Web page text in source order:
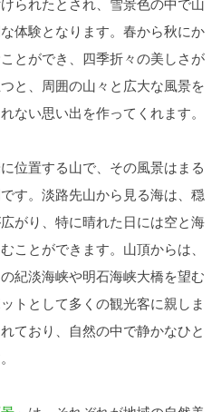
体験となります。春から秋にか
とができ、四季折々の美しさが
と、周囲の山々と広大な風景を
ない思い出を作ってくれます。
位置する山で、その風景はまる
す。淡路先山から見る海は、穏
がり、特に晴れた日には空と海
ことができます。山頂からは、
紀淡海峡や明石海峡大橋を望む
トとして多くの観光客に親しま
ており、自然の中で静かなひと